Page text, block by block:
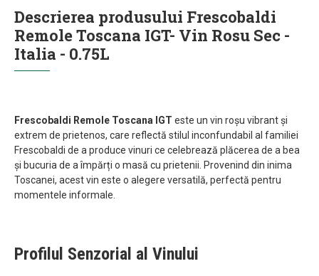
Descrierea produsului Frescobaldi
Remole Toscana IGT- Vin Rosu Sec -
Italia - 0.75L
Frescobaldi Remole Toscana IGT este un vin roșu vibrant și
extrem de prietenos, care reflectă stilul inconfundabil al familiei
Frescobaldi de a produce vinuri ce celebrează plăcerea de a bea
și bucuria de a împărți o masă cu prietenii. Provenind din inima
Toscanei, acest vin este o alegere versatilă, perfectă pentru
momentele informale.
Profilul Senzorial al Vinului